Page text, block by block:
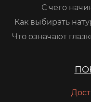
С чего
Как выбирать
Что означают